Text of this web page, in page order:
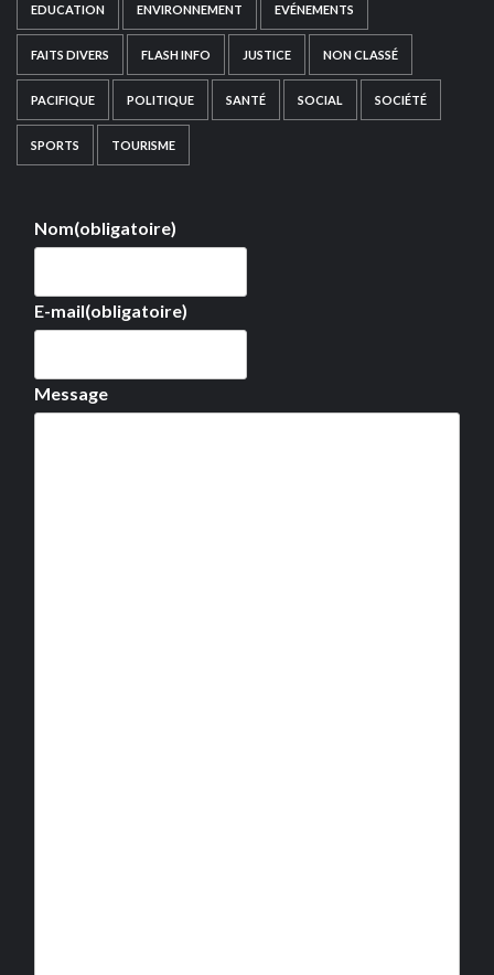
EDUCATION ENVIRONNEMENT EVÉNEMENTS
FAITS DIVERS FLASH INFO JUSTICE NON CLASSÉ
PACIFIQUE POLITIQUE SANTÉ SOCIAL SOCIÉTÉ
SPORTS TOURISME
Nom(obligatoire)
E-mail(obligatoire)
Message